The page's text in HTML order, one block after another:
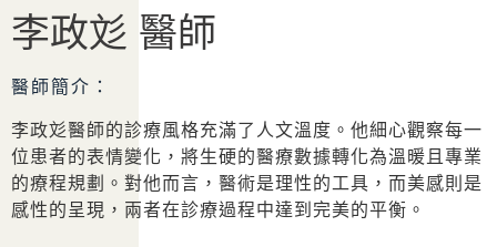
李政彣 醫師
醫師簡介：
李政彣醫師的診療風格充滿了人文溫度。他細心觀察每一
位患者的表情變化，將生硬的醫療數據轉化為溫暖且專業
的療程規劃。對他而言，醫術是理性的工具，而美感則是
感性的呈現，兩者在診療過程中達到完美的平衡。